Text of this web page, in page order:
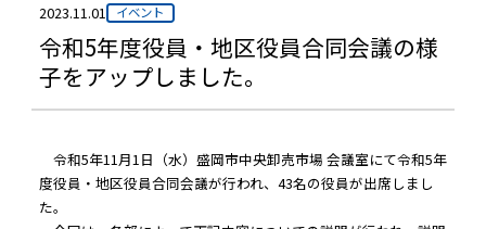
2023.11.01 イベント
令和5年度役員・地区役員合同会議の様
子をアップしました。
令和5年11月1日（水）盛岡市中央卸売市場 会議室にて令和5年
度役員・地区役員合同会議が行われ、43名の役員が出席しまし
た。